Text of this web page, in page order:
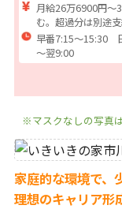
月給26万6900円
む。超過分は別途
早番7:15～15:30
～翌9:00
※マスクなしの写真
家庭的な環境で、
理想のキャリア形